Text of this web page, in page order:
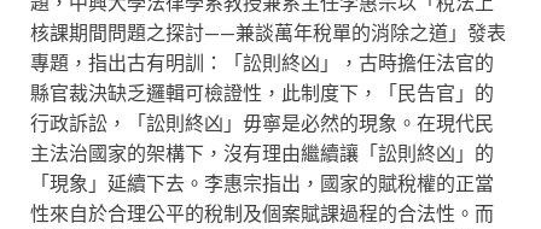
核課期間問題之探討——兼談萬年稅單的消除之道」發表
專題，指出古有明訓：「訟則終凶」，古時擔任法官的
縣官裁決缺乏邏輯可檢證性，此制度下，「民告官」的
行政訴訟，「訟則終凶」毋寧是必然的現象。在現代民
主法治國家的架構下，沒有理由繼續讓「訟則終凶」的
「現象」延續下去。李惠宗指出，國家的賦稅權的正當
性來自於合理公平的稅制及個案賦課過程的合法性。而